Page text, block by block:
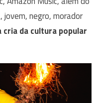
jovem, negro, morador
da cultura popular